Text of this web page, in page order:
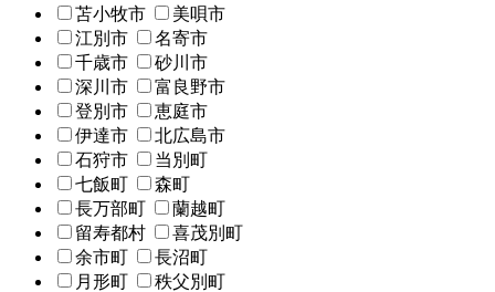
苫小牧市
美唄市
江別市
名寄市
千歳市
砂川市
深川市
富良野市
登別市
恵庭市
伊達市
北広島市
石狩市
当別町
七飯町
森町
長万部町
蘭越町
留寿都村
喜茂別町
余市町
長沼町
月形町
秩父別町